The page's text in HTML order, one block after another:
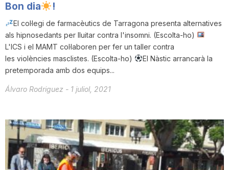
Bon dia !
El col·legi de farmacèutics de Tarragona presenta alternatives
als hipnosedants per lluitar contra l'insomni. (Escolta-ho)
L'ICS i el MAMT col·laboren per fer un taller contra
les violències masclistes. (Escolta-ho)
El Nàstic arrancarà la
pretemporada amb dos equips...
Álvaro Rodriguez - 1 juliol, 2021